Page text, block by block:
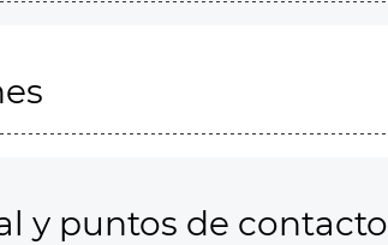
y puntos de contacto